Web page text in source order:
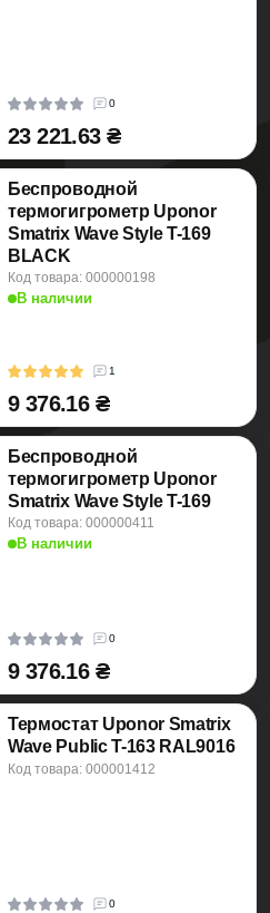
0
23 221.63 ₴
Беспроводной
термогигрометр Uponor
Smatrix Wave Style T-169
BLACK
Код товара: 000000198
В наличии
1
9 376.16 ₴
Беспроводной
термогигрометр Uponor
Smatrix Wave Style T-169
Код товара: 000000411
В наличии
0
9 376.16 ₴
Термостат Uponor Smatrix
Wave Public T-163 RAL9016
Код товара: 000001412
0